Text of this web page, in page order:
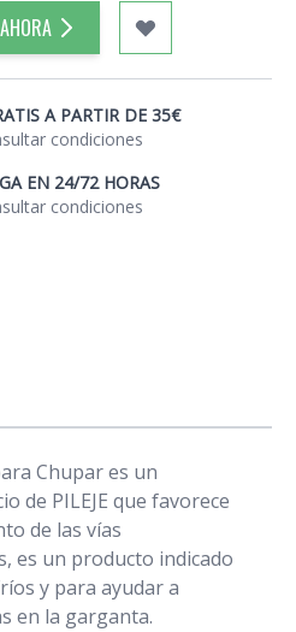
A PARTIR DE 35€
condiciones
EN 24/72 HORAS
condiciones
Chupar es un
de PILEJE que favorece
de las vías
es un producto indicado
y para ayudar a
en la garganta.